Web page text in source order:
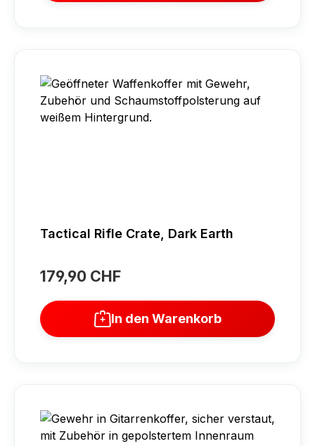
Tactical Rifle Crate, Dark Earth
Regulärer Preis:
179,90 CHF
In den Warenkorb